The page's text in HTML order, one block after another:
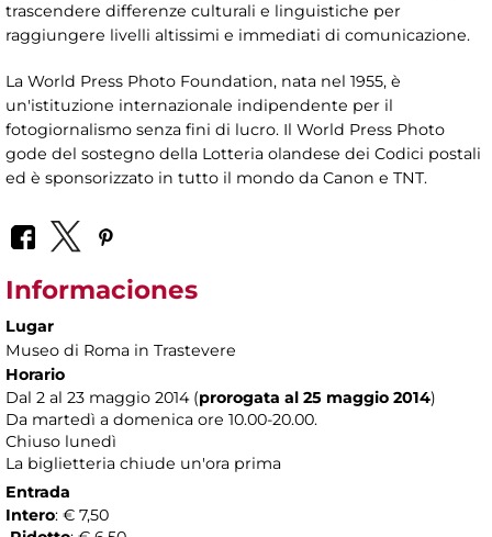
trascendere differenze culturali e linguistiche per
raggiungere livelli altissimi e immediati di comunicazione.
La World Press Photo Foundation, nata nel 1955, è
un'istituzione internazionale indipendente per il
fotogiornalismo senza fini di lucro. Il World Press Photo
gode del sostegno della Lotteria olandese dei Codici postali
ed è sponsorizzato in tutto il mondo da Canon e TNT.
Informaciones
Lugar
Museo di Roma in Trastevere
Horario
Dal 2 al 23 maggio 2014 (prorogata al 25 maggio 2014)
Da martedì a domenica ore 10.00-20.00.
Chiuso lunedì
La biglietteria chiude un'ora prima
Entrada
Intero: € 7,50